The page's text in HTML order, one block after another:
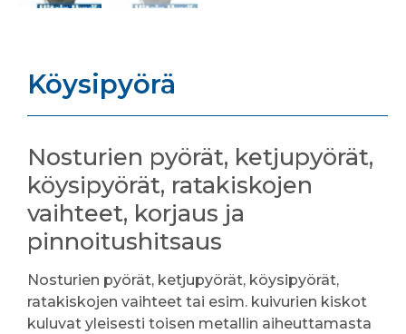
Köysipyörä
Nosturien pyörät, ketjupyörät,
köysipyörät, ratakiskojen
vaihteet, korjaus ja
pinnoitushitsaus
Nosturien pyörät, ketjupyörät, köysipyörät,
ratakiskojen vaihteet tai esim. kuivurien kiskot
kuluvat yleisesti toisen metallin aiheuttamasta